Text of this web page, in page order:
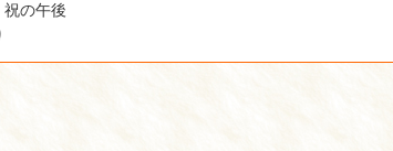
の午後